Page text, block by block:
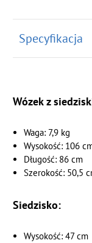
Specyfikacja
Wózek z
Waga: 7,9 kg
Wysokość: 106
Długość: 86 cm
Szerokość: 50,5
Siedzisko:
Wysokość: 47 cm